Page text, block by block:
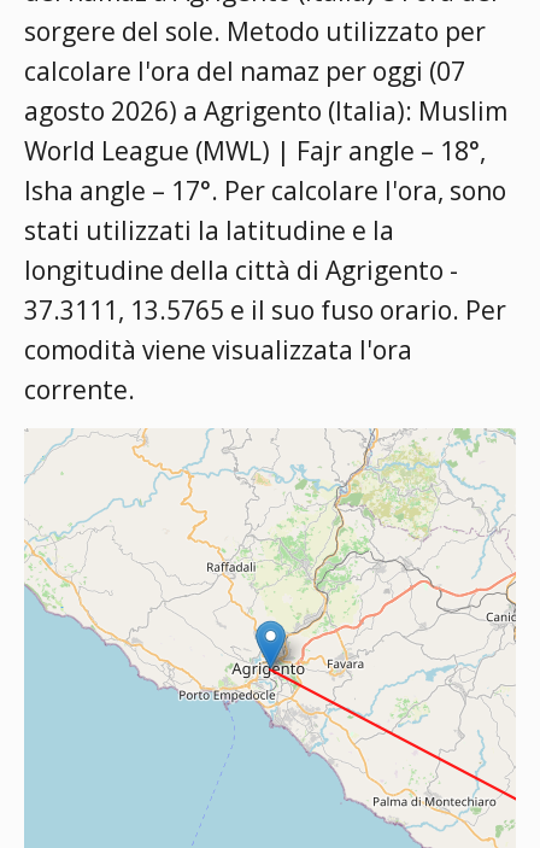
sorgere del sole. Metodo utilizzato per
calcolare l'ora del namaz per oggi (07
agosto 2026) a Agrigento (Italia): Muslim
World League (MWL) | Fajr angle – 18°,
Isha angle – 17°. Per calcolare l'ora, sono
stati utilizzati la latitudine e la
longitudine della città di Agrigento -
37.3111, 13.5765 e il suo fuso orario. Per
comodità viene visualizzata l'ora
corrente.